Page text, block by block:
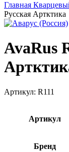
Главная
Русская Артктика
AvaRus
Артикул: R111
Артикул
Бренд